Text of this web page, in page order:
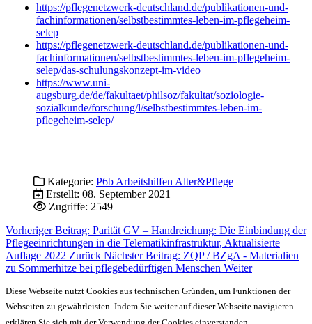
https://pflegenetzwerk-deutschland.de/publikationen-und-
fachinformationen/selbstbestimmtes-leben-im-pflegeheim-
selep
https://pflegenetzwerk-deutschland.de/publikationen-und-
fachinformationen/selbstbestimmtes-leben-im-pflegeheim-
selep/das-schulungskonzept-im-video
https://www.uni-
augsburg.de/de/fakultaet/philsoz/fakultat/soziologie-
sozialkunde/forschung/l/selbstbestimmtes-leben-im-
pflegeheim-selep/
Kategorie: P6b Arbeitshilfen Alter&Pflege
Erstellt: 08. September 2021
Zugriffe: 2549
Vorheriger Beitrag: Parität GV – Handreichung: Die Einbindung der
Pflegeeinrichtungen in die Telematikinfrastruktur, Aktualisierte
Auflage 2022 Zurück Nächster Beitrag: ZQP / BZgA - Materialien
zu Sommerhitze bei pflegebedürftigen Menschen Weiter
Diese Webseite nutzt Cookies aus technischen Gründen, um Funktionen der
Webseiten zu gewährleisten. Indem Sie weiter auf dieser Webseite navigieren